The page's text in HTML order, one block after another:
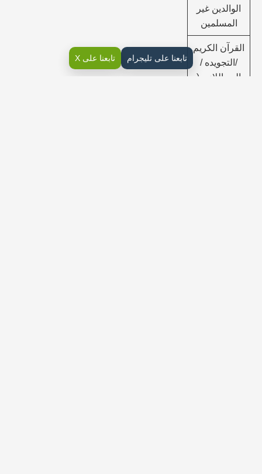
الوالدين غير
المسلمين
القرآن الكريم
/التجويده /
المد اللازم (
تابعنا على تليجرام تابعنا على X